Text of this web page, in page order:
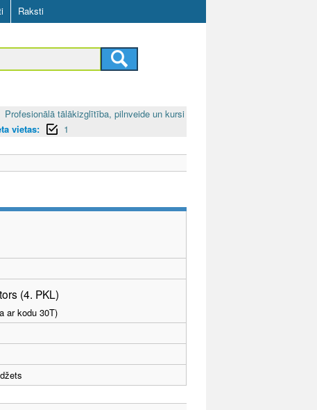
Raksti
Profesionālā tālākizglītība, pilnveide un kursi
vietas: 1
(4. PKL)
ar kodu 30T)